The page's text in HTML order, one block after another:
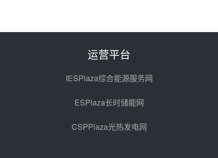
电机组灵活性改造项目三元液态盐
2026-2029年熔盐介质框架协议
中能建华中试研院中标重能新疆
100MW光热项目机组调试及性能
试验
昨天 08-05 10:41
运营平台
IESPlaza综合能源服务网
ESPlaza长时储能网
CSPPlaza光热发电网